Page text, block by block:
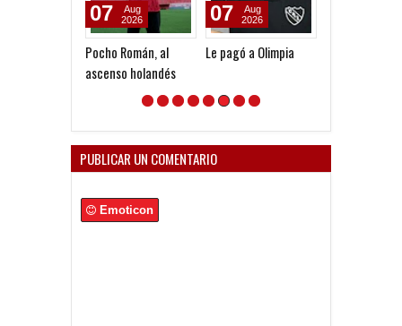
Pocho Román, al
ascenso holandés
07
Aug
2026
Le pagó a Olimpia
07
Aug
2026
en las
PUBLICAR UN COMENTARIO
Emoticon